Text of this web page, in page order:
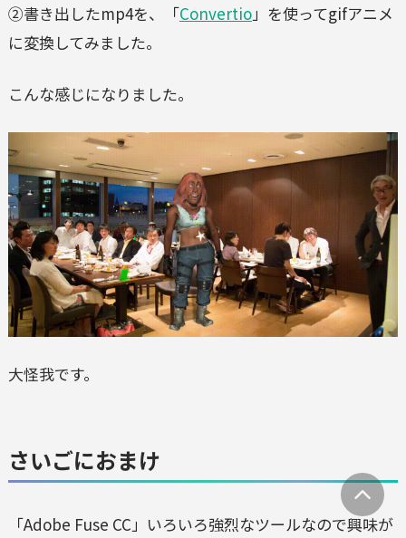
②書き出したmp4を、「Convertio」を使ってgifアニメ
に変換してみました。
こんな感じになりました。
大怪我です。
さいごにおまけ
「Adobe Fuse CC」いろいろ強烈なツールなので興味が